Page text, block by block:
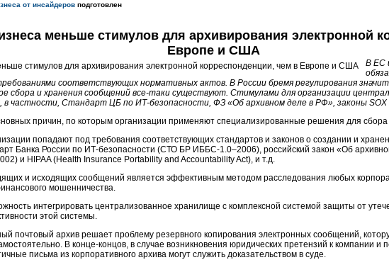
от инсайдеров подготовлен
меньше стимулов для архивирования электронной
Европе и США
В ЕС
соответствующих нормативных актов. В России бремя регулирования
сбора и хранения сообщений все-таки существуют. Стимулами для организации
в частности, Стандарт ЦБ по ИТ-безопасности, ФЗ «Об архивном деле в РФ», законы SOX
причин, по которым организации применяют специализированные решения для
попадают под требования соответствующих стандартов и законов о создании и
Банка России по ИТ-безопасности (СТО БР ИББС-1.0–2006), российский закон «Об
и HIPAA (Health Insurance Portability and Accountability Act), и т.д.
и исходящих сообщений является эффективным методом расследования любых
мошенничества.
интегрировать централизованное хранилище с комплексной системой защиты от
этой системы.
почтовый архив решает проблему резервного копирования электронных сообщений,
В конце-концов, в случае возникновения юридических претензий к компании и
письма из корпоративного архива могут служить доказательством в суде.